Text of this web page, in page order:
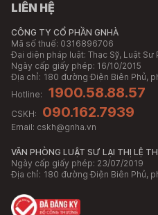
LIÊN HỆ
CÔNG TY CỔ PHẦN GNHÀ
Mã số thuế: 0316896706
Đại diện pháp luật: Thạc Sỹ, Luật Sư
Ngày cấp giấy phép: 16/10/2015
Địa chỉ: 180 đường Điện Biên Phủ,
Hotline:
1900.58.88.57
CSKH: 090.162.7939
Email: cskh@gnha.vn
VĂN PHÒNG LUẬT SƯ LẠI THỊ LỆ
Ngày cấp giấy phép: 23/07/2019
Địa chỉ: 180 đường Điện Biên Phủ,